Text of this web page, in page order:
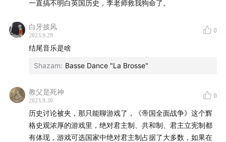
一直搞不明白英国历史，李老师救我狗命了。
白牙披风
2023.9.29
0
结尾音乐是啥
Shazam: Basse Dance "La Brosse"
教父是死神
2023.9.30
0
历史讨论被夹，那只能聊游戏了，《帝国全面战争》这个辉
格史观浓厚的游戏里，绝对君主制、共和制、君主立宪制都
有体现，游戏可选国家中绝对君主制占据了大多数，如果在